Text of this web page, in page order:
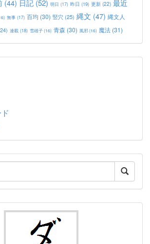
(44) 日記 (52) 明日 (17) 昨日 (19) 更新 (22) 最近
無事 (17) 百均 (30) 竪穴 (25) 縄文 (47) 縄文人
連載 (18) 雪雄子(16) 青森 (30) 風邪(16) 魔法 (31)